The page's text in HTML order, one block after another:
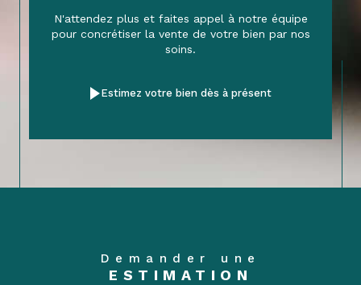
N'attendez plus et faites appel à notre équipe
pour concrétiser la vente de votre bien par nos
soins.
Estimez votre bien dès à présent
Demander une
ESTIMATION